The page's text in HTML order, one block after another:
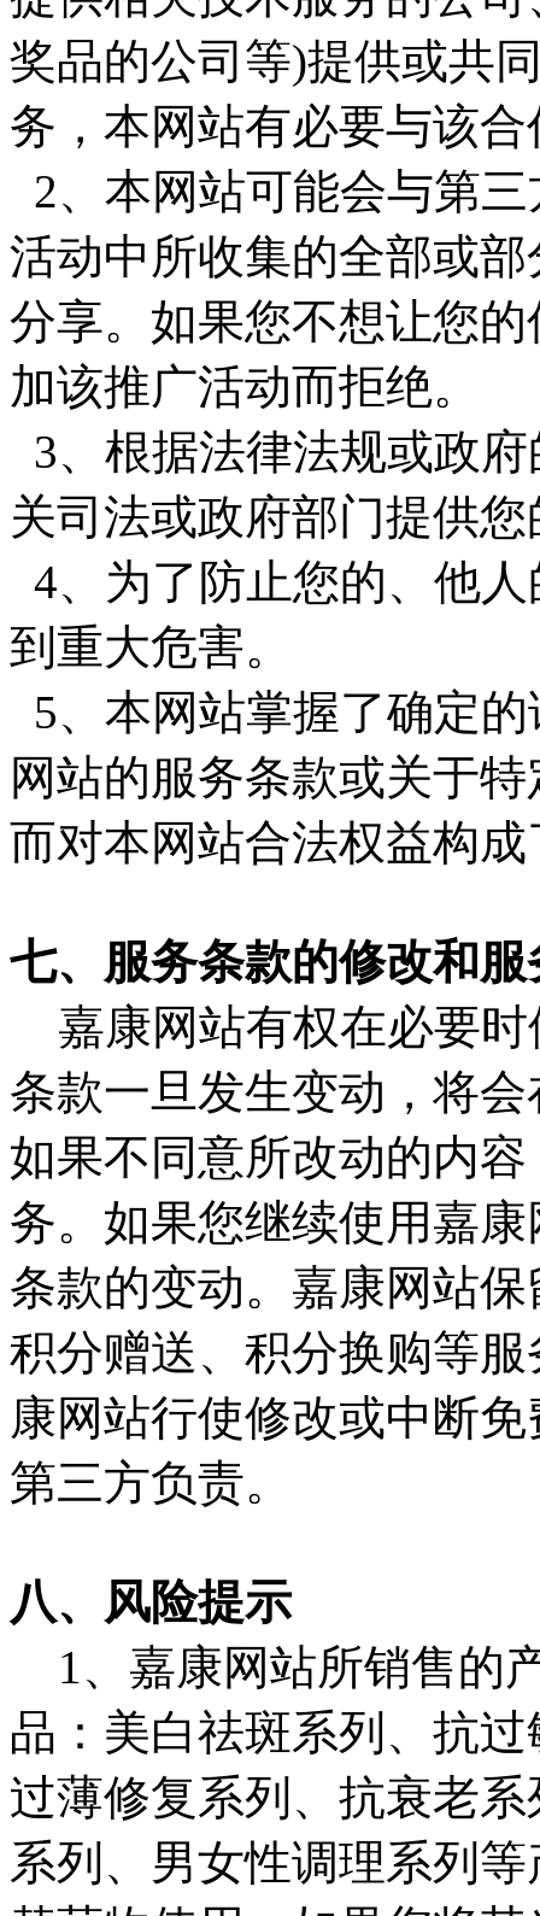
奖品的公司等)提供或共
务，本网站有必要与该
2、本网站可能会与第
活动中所收集的全部或
分享。如果您不想让您
加该推广活动而拒绝。
3、根据法律法规或政
关司法或政府部门提供
4、为了防止您的、他
到重大危害。
5、本网站掌握了确定
网站的服务条款或关于
而对本网站合法权益构
七、服务条款的修改和服
嘉康网站有权在必要时
条款一旦发生变动，将
如果不同意所改动的内
务。如果您继续使用嘉
条款的变动。嘉康网站
积分赠送、积分换购等
康网站行使修改或中断
第三方负责。
八、风险提示
1、嘉康网站所销售的
品：美白祛斑系列、抗
过薄修复系列、抗衰老
系列、男女性调理系列